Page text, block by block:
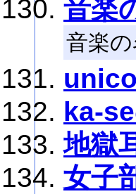
音楽
音楽
ka-
地獄
女子